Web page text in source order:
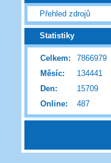
Přehled zdrojů
Statistiky
Online: 487
Celkem:
7866979
Měsíc:
134441
Den:
15709